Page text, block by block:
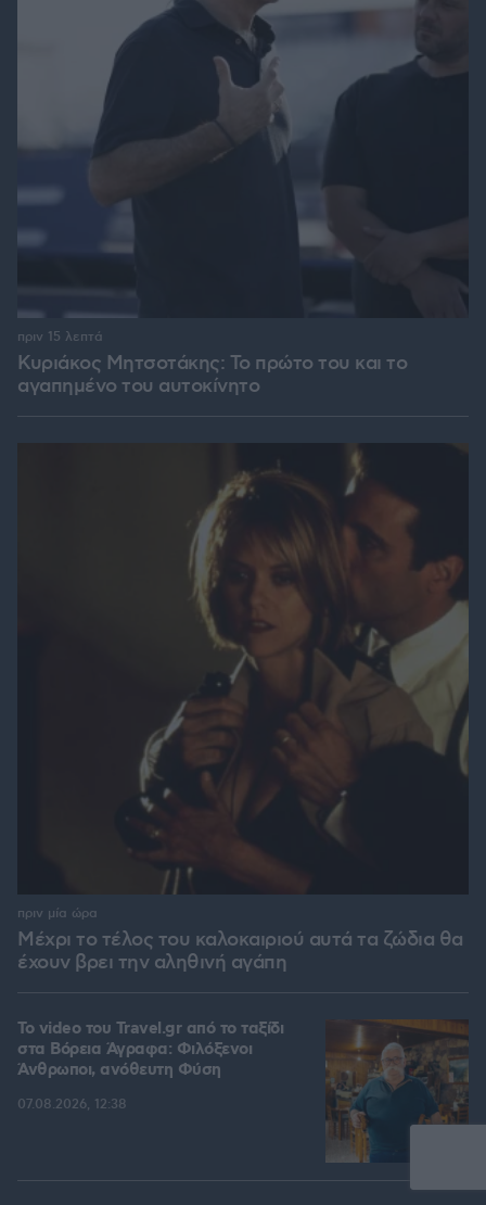
Κυριάκος Μητσοτάκης: Το πρώτο του και το
αγαπημένο του αυτοκίνητο
πριν 15 λεπτά
Μέχρι το τέλος του καλοκαιριού αυτά τα ζώδια θα
έχουν βρει την αληθινή αγάπη
πριν μία ώρα
To video του Travel.gr από το ταξίδι
στα Βόρεια Άγραφα: Φιλόξενοι
Άνθρωποι, ανόθευτη Φύση
07.08.2026, 12:38